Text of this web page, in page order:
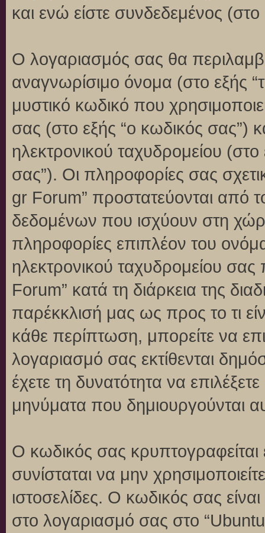
και ενώ είστε συνδεδεμένος (στο
Ο λογαριασμός σας θα
αναγνωρίσιμο όνομα (στο εξής
μυστικό κωδικό που
σας (στο εξής “ο κωδικός σας”)
ηλεκτρονικού ταχυδρομείου
σας”). Οι πληροφορίες σας
gr Forum” προστατεύονται από
δεδομένων που ισχύουν στη
πληροφορίες επιπλέον του
ηλεκτρονικού ταχυδρομείου
Forum” κατά τη διάρκεια της
παρέκκλισή μας ως προς το τι
κάθε περίπτωση, μπορείτε να
λογαριασμό σας εκτίθενται
έχετε τη δυνατότητα να
μηνύματα που δημιουργούνται
Ο κωδικός σας
συνίσταται να μην
ιστοσελίδες. Ο κωδικός σας
στο λογαριασμό σας στο